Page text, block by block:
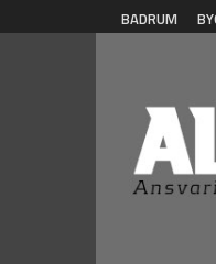
Hoppa till huvudinnehåll
BADRUM